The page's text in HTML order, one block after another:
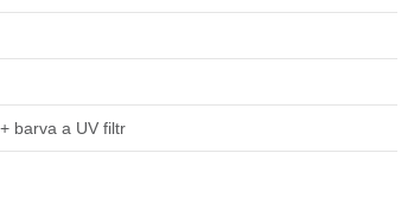
barva a UV filtr